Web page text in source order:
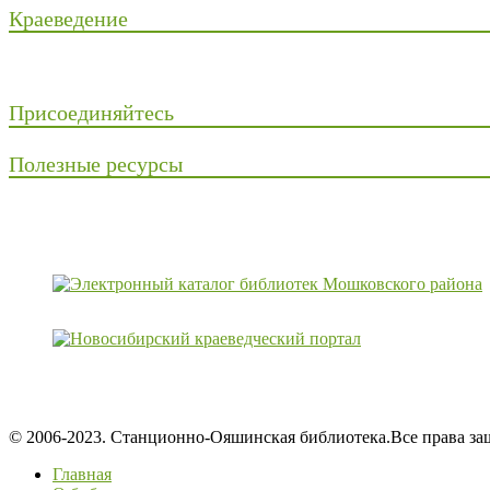
Краеведение
Присоединяйтесь
Полезные ресурсы
© 2006-2023. Станционно-Ояшинская библиотека.Все права
Главная